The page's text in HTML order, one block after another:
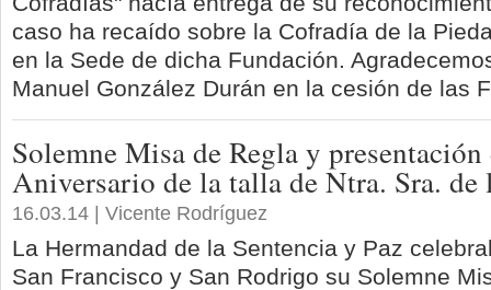
caso ha recaído sobre la Cofradía de la
en la Sede de dicha Fundación.
Manuel González Durán en la cesión de las
Solemne Misa de Regla y
Aniversario de la talla de Ntra. Sra. de
16.03.14 | Vicente Rodríguez
La Hermandad de la Sentencia y Paz
San Francisco y San Rodrigo su Solemne